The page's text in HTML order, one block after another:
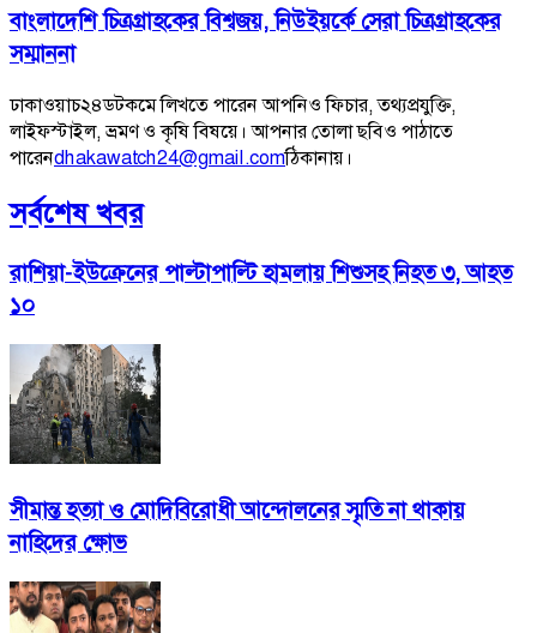
বাংলাদেশি চিত্রগ্রাহকের বিশ্বজয়, নিউইয়র্কে সেরা চিত্রগ্রাহকের
সম্মাননা
ঢাকাওয়াচ২৪ডটকমে লিখতে পারেন আপনিও ফিচার, তথ্যপ্রযুক্তি,
লাইফস্টাইল, ভ্রমণ ও কৃষি বিষয়ে। আপনার তোলা ছবিও পাঠাতে
পারেনdhakawatch24@gmail.comঠিকানায়।
সর্বশেষ খবর
রাশিয়া-ইউক্রেনের পাল্টাপাল্টি হামলায় শিশুসহ নিহত ৩, আহত
১০
সীমান্ত হত্যা ও মোদিবিরোধী আন্দোলনের স্মৃতি না থাকায়
নাহিদের ক্ষোভ